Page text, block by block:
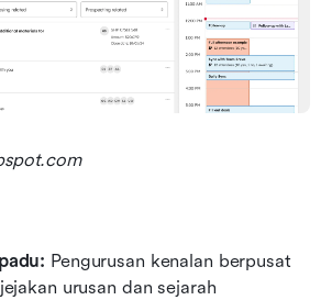
Pengurusan kenalan berpusat
urusan dan sejarah